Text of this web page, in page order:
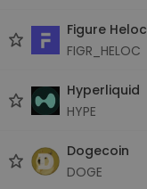
Figure Heloc
FIGR_HELOC
Hyperliquid
HYPE
Dogecoin
DOGE